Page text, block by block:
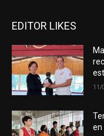
EDITOR LIKES
11/
en